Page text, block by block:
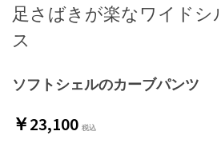
ソフトシェルのカーブパンツ
足さばきが楽なワイドシ
ス
￥23,100